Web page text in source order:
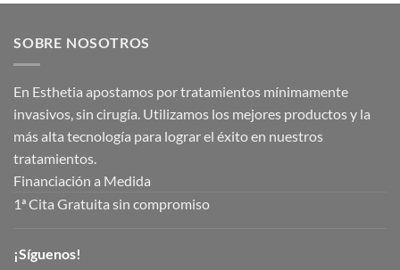
SOBRE NOSOTROS
En Esthetia apostamos por tratamientos mínimamente
invasivos, sin cirugía. Utilizamos los mejores productos y la
más alta tecnología para lograr el éxito en nuestros
tratamientos.
Financiación a Medida
1ª Cita Gratuita sin compromiso
¡Síguenos!